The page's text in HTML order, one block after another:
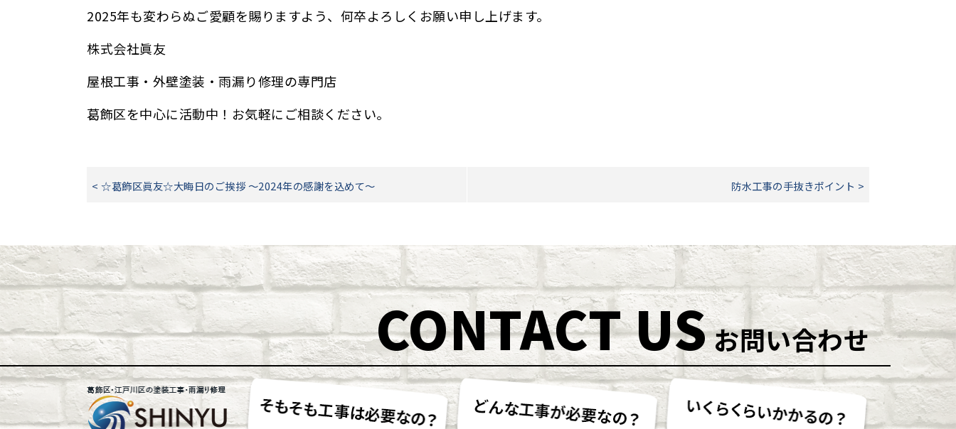
2025年も変わらぬご愛顧を賜りますよう、何卒よろしくお願い申し上げます。
株式会社眞友
屋根工事・外壁塗装・雨漏り修理の専門店
葛飾区を中心に活動中！お気軽にご相談ください。
< ☆葛飾区眞友☆大晦日のご挨拶 ～2024年の感謝を込めて～ 防水工事の手抜きポイント >
CONTACT USお問い合わせ